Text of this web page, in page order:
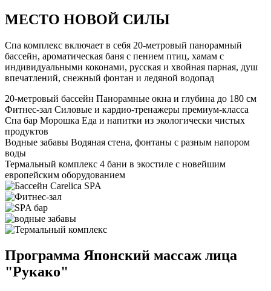
МЕСТО НОВОЙ СИЛЫ
Спа комплекс включает в себя 20-метровый панорамный
бассейн, ароматическая баня с пением птиц, хамам с
индивидуальными коконами, русская и хвойная парная, душ
впечатлений, снежный фонтан и ледяной водопад
20-метровый бассейн Панорамные окна и глубина до 180 см
Фитнес-зал Силовые и кардио-тренажеры премиум-класса
Спа бар Морошка Еда и напитки из экологически чистых
продуктов
Водные забавы Водяная стена, фонтаны с разным напором
воды
Термальный комплекс 4 бани в экостиле с новейшим
европейским оборудованием
Программа Японский массаж лица
"Рукако"